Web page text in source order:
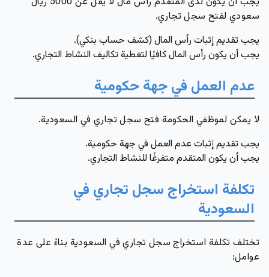
سعودي لفتح سجل تجاري.
يجب تقديم إثبات رأس المال (كشف حساب بنكي).
يجب أن يكون رأس المال كافيًا لتغطية تكاليف النشاط التجاري.
عدم العمل في جهة حكومية
لا يمكن لموظفي الحكومة فتح سجل تجاري في السعودية.
يجب تقديم إثبات عدم العمل في جهة حكومية.
يجب أن يكون المتقدم متفرغًا للنشاط التجاري.
تكلفة استخراج سجل تجاري في
السعودية
تختلف تكلفة استخراج سجل تجاري في السعودية بناءً على عدة
عوامل: